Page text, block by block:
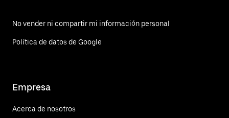
No vender ni compartir mi información personal
Política de datos de Google
Empresa
Acerca de nosotros